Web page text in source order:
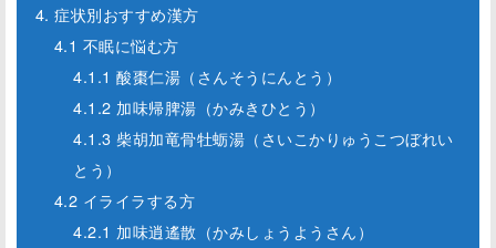
4. 症状別おすすめ漢方
4.1 不眠に悩む方
4.1.1 酸棗仁湯（さんそうにんとう）
4.1.2 加味帰脾湯（かみきひとう）
4.1.3 柴胡加竜骨牡蛎湯（さいこかりゅうこつぼれい
とう）
4.2 イライラする方
4.2.1 加味逍遙散（かみしょうようさん）